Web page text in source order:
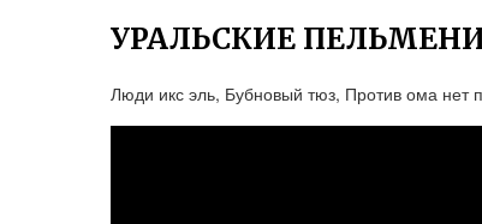
УРАЛЬСКИЕ
Люди икс эль, Бубновый тюз, Против ома нет